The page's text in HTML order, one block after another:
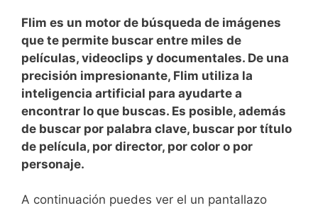
Flim es un motor de búsqueda de imágenes
que te permite buscar entre miles de
películas, videoclips y documentales. De una
precisión impresionante, Flim utiliza la
inteligencia artificial para ayudarte a
encontrar lo que buscas. Es posible, además
de buscar por palabra clave, buscar por título
de película, por director, por color o por
personaje.
A continuación puedes ver el un pantallazo